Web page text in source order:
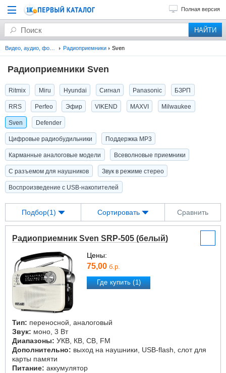
Полная версия
Радиоприемники Sven
Радиоприемники Sven
Ritmix Miru Hyundai Сигнал Panasonic БЗРП
RRS Perfeo Эфир VIKEND MAXVI Milwaukee
Sven Defender
Цифровые радиобудильники Поддержка MP3
Карманные аналоговые модели Всеволновые приемники
С разъемом для наушников Звук в режиме стерео
Воспроизведение с USB-накопителей
Подбор(1) Сортировать Сравнить
Радиоприемник Sven SRP-505 (белый)
Цены:
75,00 б.р.
Где купить (1)
Тип: переносной, аналоговый
Звук: моно, 3 Вт
Диапазоны: УКВ, КВ, СВ, FM
Дополнительно: выход на наушники, USB-flash, слот для
карты памяти
Питание: аккумулятор